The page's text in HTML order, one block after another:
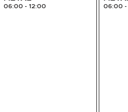
06:00 - 12:00 06:00 -